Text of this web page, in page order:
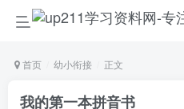
首页 幼小衔接 正文
我的第一本拼音书